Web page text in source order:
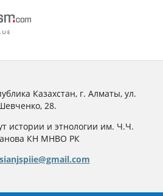
Казахстан, г. Алматы, ул.
28.
истории и этнологии им. Ч.Ч.
КН МНВО РК